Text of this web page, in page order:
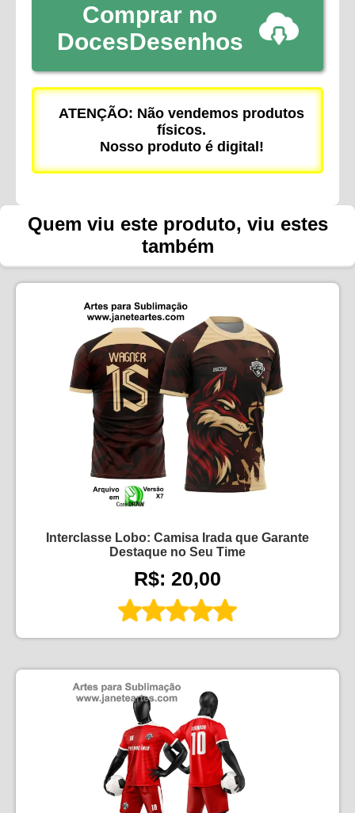
Comprar no
DocesDesenhos
ATENÇÃO: Não vendemos produtos
físicos.
Nosso produto é digital!
Quem viu este produto, viu estes
também
Interclasse Lobo: Camisa Irada que Garante
Destaque no Seu Time
R$: 20,00